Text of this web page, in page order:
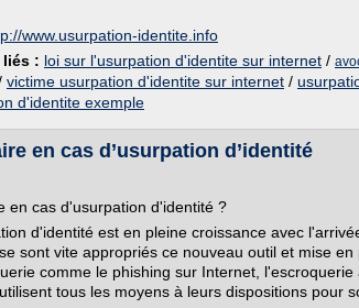
www.usurpation-identite.info
liés : loi sur l'usurpation d'identite sur internet /
victime usurpation d'identite sur internet /
d'identite exemple
en cas d’usurpation d’identité
en cas d'usurpation d'identité ?
d'identité est en pleine croissance avec
sont vite appropriés ce nouveau outil et mise
comme le phishing sur Internet,
tous les moyens à leurs dispositions pour